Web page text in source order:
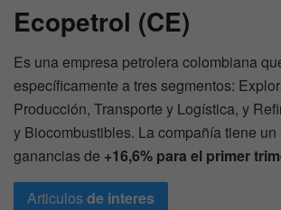
Ecopetrol (CE)
Es una empresa petrolera colombiana
específicamente a tres segmentos:
Producción, Transporte y Logística, y
y Biocombustibles. La compañía tiene un
ganancias de +16,6% para el primer
Articulosde interes